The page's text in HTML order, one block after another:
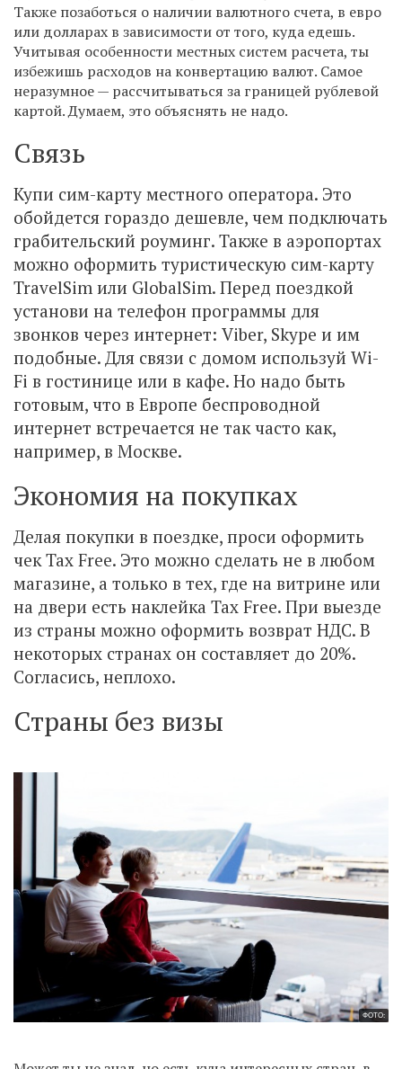
Также позаботься о наличии валютного счета, в евро
или долларах в зависимости от того, куда едешь.
Учитывая особенности местных систем расчета, ты
избежишь расходов на конвертацию валют. Самое
неразумное — рассчитываться за границей рублевой
картой. Думаем, это объяснять не надо.
Связь
Купи сим-карту местного оператора. Это
обойдется гораздо дешевле, чем подключать
грабительский роуминг. Также в аэропортах
можно оформить туристическую сим-карту
TravelSim или GlobalSim. Перед поездкой
установи на телефон программы для
звонков через интернет: Viber, Skype и им
подобные. Для связи с домом используй Wi-
Fi в гостинице или в кафе. Но надо быть
готовым, что в Европе беспроводной
интернет встречается не так часто как,
например, в Москве.
Экономия на покупках
Делая покупки в поездке, проси оформить
чек Tax Free. Это можно сделать не в любом
магазине, а только в тех, где на витрине или
на двери есть наклейка Tax Free. При выезде
из страны можно оформить возврат НДС. В
некоторых странах он составляет до 20%.
Согласись, неплохо.
Страны без визы
ФОТО: